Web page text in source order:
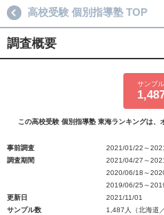
高校受験 個別指導塾 TOP
調査概要
サンプ
この高校受験 個別指導塾 東海ランキングは、
事前調査
2021/01/22～
調査期間
2021/04/27～
2020/06/18～
2019/06/25～
更新日
2021/11/01
サンプル数
1,487人（北海道